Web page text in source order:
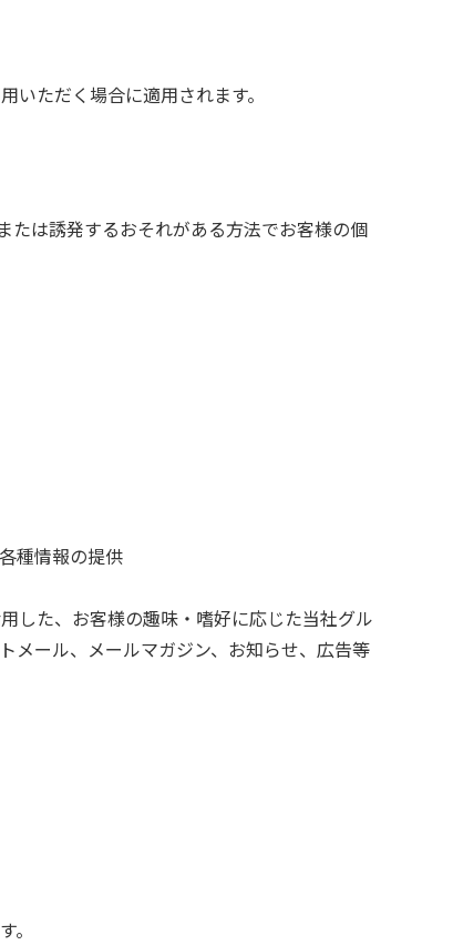
ただく場合に適用されます。
たは誘発するおそれがある方法でお客様の個
種情報の提供
した、お客様の趣味・嗜好に応じた当社グル
メール、メールマガジン、お知らせ、広告等
。